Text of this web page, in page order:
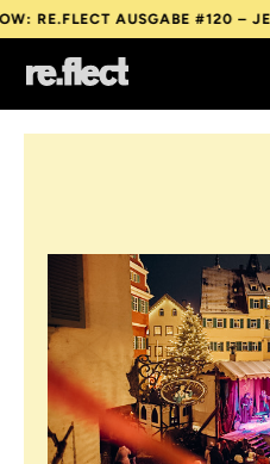
AUSGABE #120 – JETZT
AUSGABE #120 – JETZT